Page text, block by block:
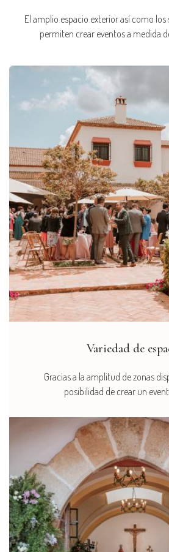
El amplio espacio exterior así como
permiten crear eventos a medida
Variedad de
Gracias a la amplitud de zonas
posibilidad de crear un